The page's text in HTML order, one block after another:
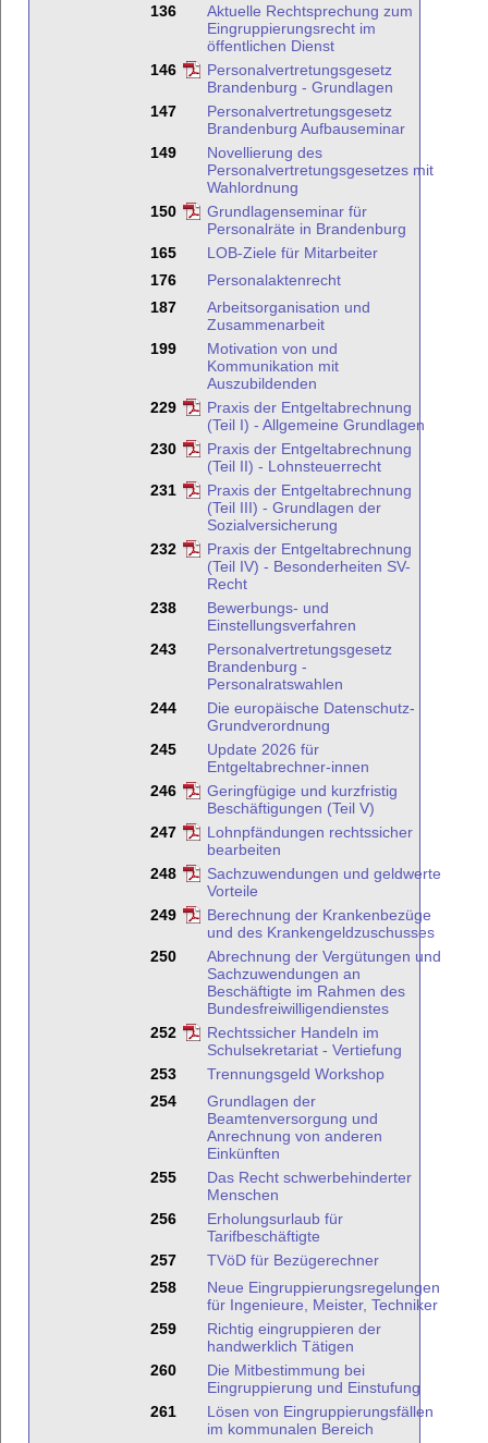
136
Aktuelle Rechtsprechung zum
Eingruppierungsrecht im
öffentlichen Dienst
146
Personalvertretungsgesetz
Brandenburg - Grundlagen
147
Personalvertretungsgesetz
Brandenburg Aufbauseminar
149
Novellierung des
Personalvertretungsgesetzes mit
Wahlordnung
150
Grundlagenseminar für
Personalräte in Brandenburg
165
LOB-Ziele für Mitarbeiter
176
Personalaktenrecht
187
Arbeitsorganisation und
Zusammenarbeit
199
Motivation von und
Kommunikation mit
Auszubildenden
229
Praxis der Entgeltabrechnung
(Teil I) - Allgemeine Grundlagen
230
Praxis der Entgeltabrechnung
(Teil II) - Lohnsteuerrecht
231
Praxis der Entgeltabrechnung
(Teil III) - Grundlagen der
Sozialversicherung
232
Praxis der Entgeltabrechnung
(Teil IV) - Besonderheiten SV-
Recht
238
Bewerbungs- und
Einstellungsverfahren
243
Personalvertretungsgesetz
Brandenburg -
Personalratswahlen
244
Die europäische Datenschutz-
Grundverordnung
245
Update 2026 für
Entgeltabrechner-innen
246
Geringfügige und kurzfristig
Beschäftigungen (Teil V)
247
Lohnpfändungen rechtssicher
bearbeiten
248
Sachzuwendungen und geldwerte
Vorteile
249
Berechnung der Krankenbezüge
und des Krankengeldzuschusses
250
Abrechnung der Vergütungen und
Sachzuwendungen an
Beschäftigte im Rahmen des
Bundesfreiwilligendienstes
252
Rechtssicher Handeln im
Schulsekretariat - Vertiefung
253
Trennungsgeld Workshop
254
Grundlagen der
Beamtenversorgung und
Anrechnung von anderen
Einkünften
255
Das Recht schwerbehinderter
Menschen
256
Erholungsurlaub für
Tarifbeschäftigte
257
TVöD für Bezügerechner
258
Neue Eingruppierungsregelungen
für Ingenieure, Meister, Techniker
259
Richtig eingruppieren der
handwerklich Tätigen
260
Die Mitbestimmung bei
Eingruppierung und Einstufung
261
Lösen von Eingruppierungsfällen
im kommunalen Bereich